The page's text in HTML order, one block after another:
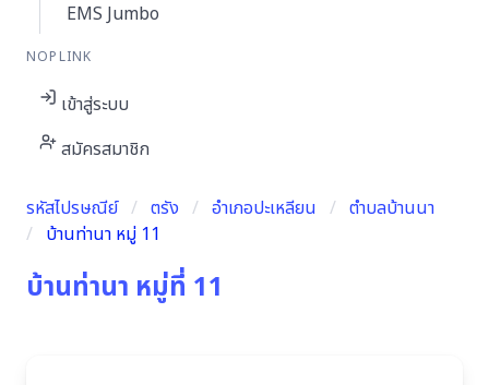
EMS Jumbo
NOPLINK
เข้าสู่ระบบ
สมัครสมาชิก
รหัสไปรษณีย์ ตรัง อำเภอปะเหลียน
ตำบลบ้านนา
บ้านท่านา หมู่ 11
บ้านท่านา หมู่ที่ 11